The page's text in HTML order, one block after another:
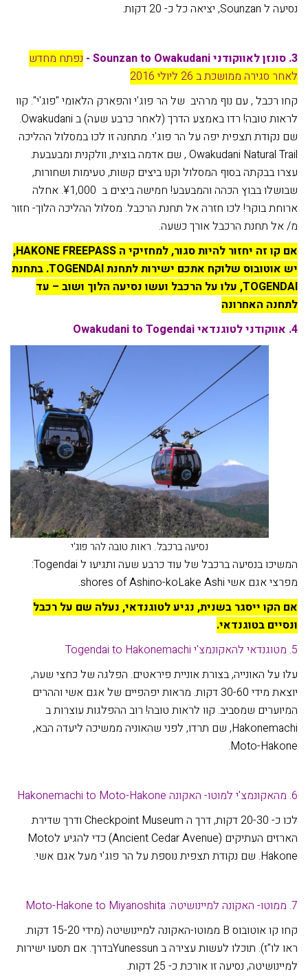
נסיעה ל Sounzan, יציאה כל כ- 20 דקות.
3. סונזן לאווקודני Sounzan to Owakudani -
נפתח מחדש
לאחר סגירה ממושכת ב 26 ליולי 2016
קחו רכבל , עם נוף מרהיב של הר פוג'י והפארק הלאומי "פוג'י". קוו
לראות טובה! רדו באמצע הדרך (לאחר כרבע שעה) ב Owakudani.
שם נקודת תצפית יפה על הר פוג'י. מתחנה זו לכו במסלול ההליכה
Owakudani Natural Trail , שם אדמה בוצית, וולקנית ומבעבעת.
עצרו בבקתה בסוף המסלול וקנו ביצים קשות, טעימות ושחורות,
שבושלו בבוץ הכהה והמבעבע! חמישה ביצים ב ¥1,000. אחלה
ארוחת בוקר! לכו חזרה אל תחנת הרכבל. מסלול ההליכה הלוך- חזור
מ/ אל תחנת הרכבל אורך כשעה.
אם קו זה יחזור להיות סגור, למחזיקי ה HAKONE FREEPASS
,
יש אוטובוס שלוקח אתכם ישירות לתחנתTOGENDAI. בתחנת
TOGENDAI, עלו על הרכבל ועשו נסיעה הלוך ושוב – עד
לתחנה האחרונה
4. אווקודני לטוגנדאי Owakudani to Togendai
נסיעה ברכבל. ראות טובה להר פוג'י
המשיכו בנסיעה ברכבל של עוד כרבע שעה ותגיעו ל Togendai:
מפרצי אגם אשי shores of Ashino-koLake Ashi.
אם הקו ייסגר בשנית, נגיע לטוגנדאי, נעלה שם על רכבל
ונסיים בטוגנדאי.
5. מטוגנדאי להאקונמצ'י Togendai to Hakonemachi
עלו על האונייה, בצורת אוניית פיראטים. הפלגה של כחצי שעה,
יוצאת מידי 30-60 דקות. מראות יפהפיים של אגם אשי וההרים
המיוערים שמסביב. קוו לראות טובה! רוב ההפלגות עוצרות ב
Hakonemachi, שם תרדו, לפני שהאוניה ממשיכה ליעדה הבא,
Moto-Hakone.
6. מהאקונמצ'י למוטו- האקונה Hakonemachi to Moto-Hakone
לכו כ- 20-30 דקות, דרך ה Checkpoint Museum ודרך שדירת
הארזים העתיקים (Ancient Cedar Avenue) כדי להגיע לMoto
Hakone. שם נקודת תצפית נוספת על הר פוג'י מעל אגם אשי.
7. ממוטו- האקונה למיינושיטה: Moto-Hakone to Miyanoshita
קחו קו אוטובוס B ממוטו-האקונה למיינושיטה (מידי 15-20 דקות.
ראו לו"ז). תוכלו לעשות עצירה ב Yunessunבדרך. אם תסעו ישירות
למיינושיטה, נסיעה זו אורכת כ- 25 דקות.